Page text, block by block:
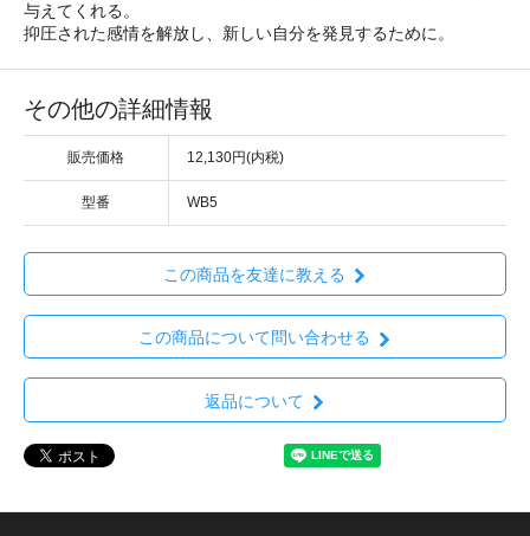
与えてくれる。
抑圧された感情を解放し、新しい自分を発見するために。
その他の詳細情報
販売価格 12,130円(内税)
型番 WB5
この商品を友達に教える
この商品について問い合わせる
返品について